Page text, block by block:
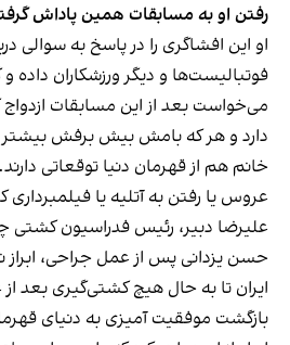
رفتن او به مسابقات همین پاداش
او این افشاگری را در پاسخ به سوالی
فوتبالیست‌ها و دیگر ورزشکاران
می‌خواست بعد از این مسابقات ازدواج
دارد و هر که بامش بیش برفش
خانم ‌هم از قهرمان دنیا توقعاتی
عروس یا رفتن به آتلیه یا
علیرضا دبیر، رئیس فدراسیون کشتی
حسن یزدانی پس از عمل جراحی،‌ ابراز
ایران تا به حال هیچ کشتی‌گیری بعد
بازگشت موفقیت آمیزی به دنیای